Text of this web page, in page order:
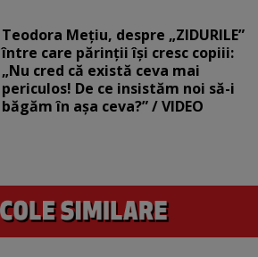
Teodora Mețiu, despre „ZIDURILE”
între care părinții își cresc copiii:
„Nu cred că există ceva mai
periculos! De ce insistăm noi să-i
băgăm în așa ceva?” / VIDEO